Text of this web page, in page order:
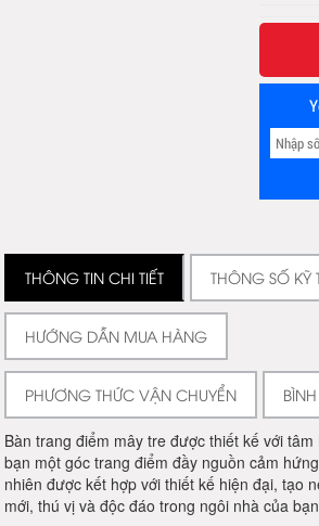
THÔNG TIN CHI TIẾT THÔNG SỐ KỸ
HƯỚNG DẪN MUA HÀNG
PHƯƠNG THỨC VẬN CHUYỂN
Bàn trang điểm mây tre được thiết kế với
bạn một góc trang điểm đầy nguồn cảm
nhiên được kết hợp với thiết kế hiện đại, tạo
mới, thú vị và độc đáo trong ngôi nhà của